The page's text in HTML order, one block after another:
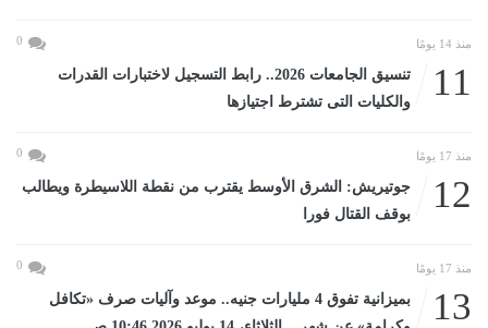
منذ 14 يومًا 0
11
تنسيق الجامعات 2026.. رابط التسجيل لاختبارات القدرات
والكليات التى تشترط اجتيازها
منذ 17 يومًا 0
12
جوتيريش: الشرق الأوسط يقترب من نقطة اللاسيطرة ويطالب
بوقف القتال فورا
منذ 17 يومًا 0
13
بميزانية تفوق 4 مليارات جنيه.. موعد وآليات صرف «تكافل